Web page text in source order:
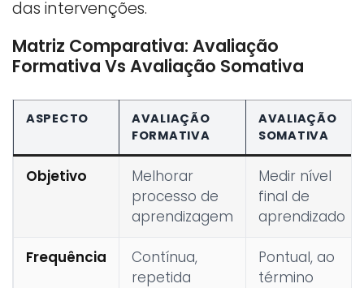
das intervenções.
Matriz Comparativa: Avaliação
Formativa Vs Avaliação Somativa
ASPECTO
AVALIAÇÃO
FORMATIVA
AVALIAÇÃO
SOMATIVA
Objetivo
Melhorar
processo de
aprendizagem
Medir nível
final de
aprendizado
Frequência
Contínua,
repetida
Pontual, ao
término